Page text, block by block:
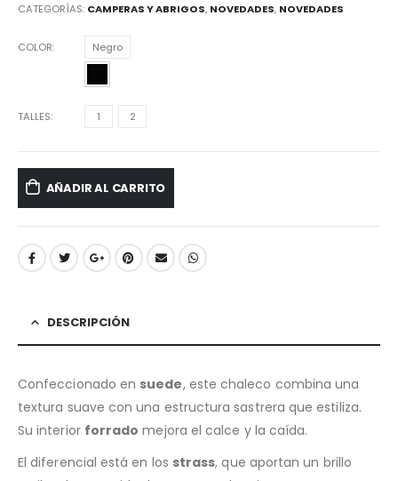
CATEGORÍAS: CAMPERAS Y ABRIGOS, NOVEDADES, NOVEDADES
COLOR Negro
TALLES 1 2
AÑADIR AL CARRITO
DESCRIPCIÓN
Confeccionado en suede, este chaleco combina una
textura suave con una estructura sastrera que estiliza.
Su interior forrado mejora el calce y la caída.
El diferencial está en los strass, que aportan un brillo